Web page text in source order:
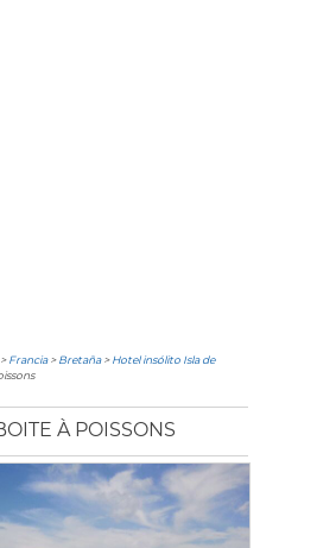
>Francia>Bretaña>Hotel insólito Isla de
À POISSONS